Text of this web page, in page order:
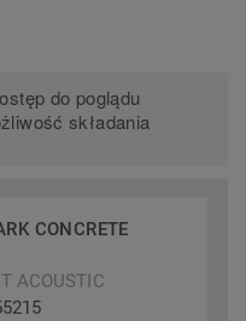
do poglądu
składania
CONCRETE
ACOUSTIC